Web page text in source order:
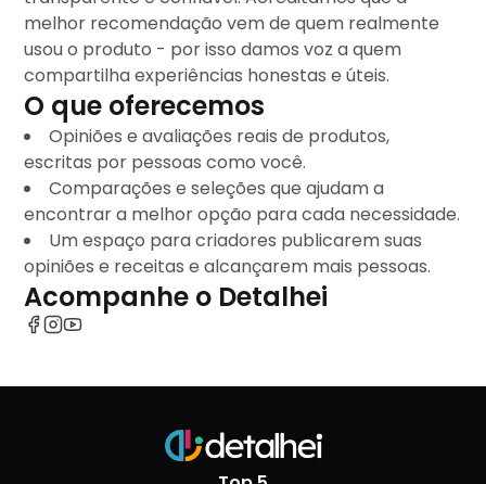
melhor recomendação vem de quem realmente
usou o produto - por isso damos voz a quem
compartilha experiências honestas e úteis.
O que oferecemos
Opiniões e avaliações reais de produtos,
escritas por pessoas como você.
Comparações e seleções que ajudam a
encontrar a melhor opção para cada necessidade.
Um espaço para criadores publicarem suas
opiniões e receitas e alcançarem mais pessoas.
Acompanhe o Detalhei